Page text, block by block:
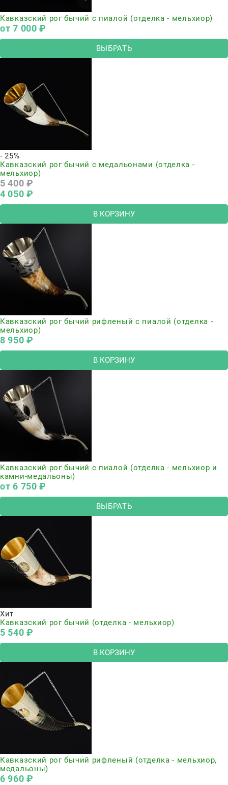
Кавказский рог бычий с пиалой (отделка - мельхиор)
от7 000 ₽
ВЫБРАТЬ
- 25%
Кавказский рог бычий с медальонами (отделка -
мельхиор)
5 400 ₽
4 050 ₽
В КОРЗИНУ
Кавказский рог бычий рифленый с пиалой (отделка -
мельхиор)
8 950 ₽
В КОРЗИНУ
Кавказский рог бычий с пиалой (отделка - мельхиор и
камни-медальоны)
от 6 750 ₽
ВЫБРАТЬ
Хит
Кавказский рог бычий (отделка - мельхиор)
5 540 ₽
В КОРЗИНУ
Кавказский рог бычий рифленый (отделка - мельхиор,
медальоны)
6 960 ₽